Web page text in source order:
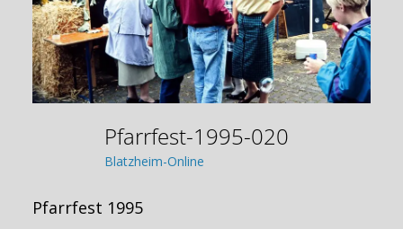
Pfarrfest-1995-020
Blatzheim-Online
Pfarrfest 1995